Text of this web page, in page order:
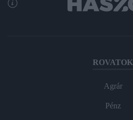
ROVATOK
Agrár
Pénz